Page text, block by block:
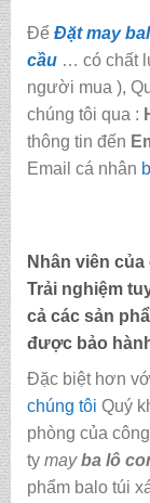
Để Đặt may
cầu… có chất
người mua ),
chúng tôi qua :
thông tin đến
Email cá nhân
Nhân viên
Trải nghiệm
cả các sản
được bảo
Đặc biệt hơn
chúng tôi Quý
phòng của
tymayba lô
phẩm balo túi